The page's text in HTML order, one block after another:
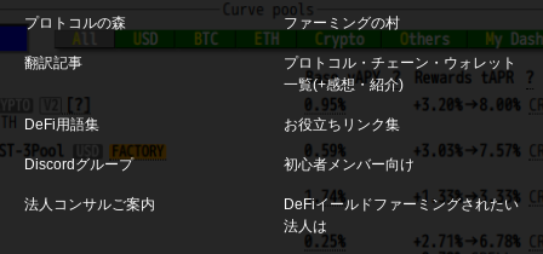
プロトコルの森 ファーミングの村
翻訳記事
プロトコル・チェーン・ウォレット
一覧(+感想・紹介)
DeFi用語集 お役立ちリンク集
Discordグループ 初心者メンバー向け
法人コンサルご案内
DeFiイールドファーミングされたい
法人は